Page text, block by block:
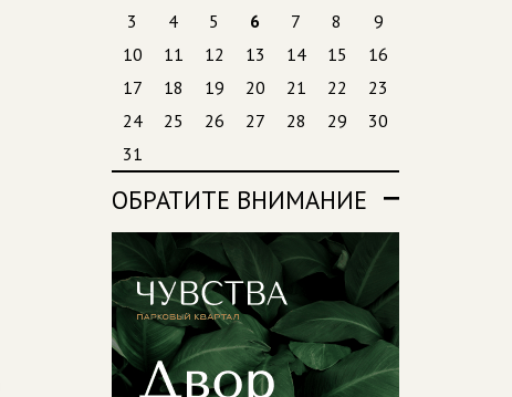
3
4 5 6 7 8
9
10
11 12 13 14 15
16
17
18 19 20 21 22
23
24
25 26 27 28 29
30
31
ОБРАТИТЕ ВНИМАНИЕ